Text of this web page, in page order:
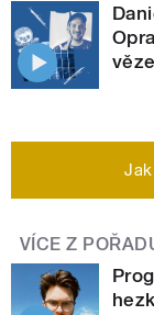
VÍCE Z